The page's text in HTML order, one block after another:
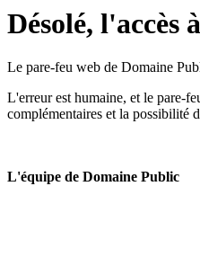
Désolé, l'accès
Le pare-feu web de Domaine
L'erreur est humaine, et le pare-
complémentaires et la possibilité
L'équipe de Domaine Public